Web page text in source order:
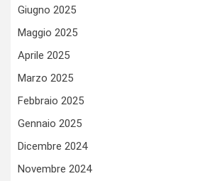
Giugno 2025
Maggio 2025
Aprile 2025
Marzo 2025
Febbraio 2025
Gennaio 2025
Dicembre 2024
Novembre 2024